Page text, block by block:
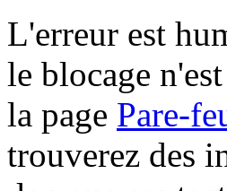
L'erreur est
le blocage
la page Pare-
trouverez des